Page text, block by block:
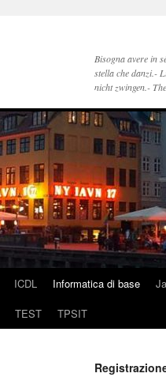
Bisogna avere in
stella che danzi.-
nicht zwingen.-
ICDL Informatica di base
TEST TPSIT